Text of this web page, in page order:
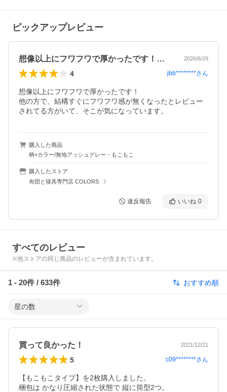
ピックアップレビュー
想像以上にフワフワで厚かったです！他の… 2026/6/29
4 jbb********さん
想像以上にフワフワで厚かったです！
他の方で、結構すぐにフワフワ感が無くなったとレビュー
されてる方がいて、そこが気になっています。
購入した商品
柄×カラー/無地アッシュグレー・もこもこ
購入したストア
布団と寝具専門店 COLORS
違反報告 いいね 0
すべてのレビュー
※他ストアの同じ商品のレビューが含まれています。
1 - 20件 / 633件 おすすめ順
星の数
買って良かった！ 2021/12/21
5 c09********さん
【もこもこタイプ】を2枚購入しました。
梱包は かなり圧縮された状態で 縦に筒型2つ。